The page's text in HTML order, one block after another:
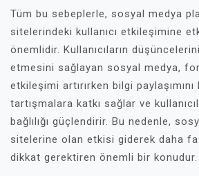
Tüm bu sebeplerle, sosyal medya
sitelerindeki kullanıcı etkileşimine
önemlidir. Kullanıcıların
etmesini sağlayan sosyal medya,
etkileşimi artırırken bilgi paylaşımını
tartışmalara katkı sağlar ve
bağlılığı güçlendirir. Bu nedenle,
sitelerine olan etkisi giderek daha
dikkat gerektiren önemli bir konudur.